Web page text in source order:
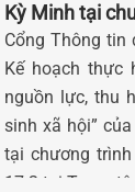
Kỳ Minh tại
2023
Cổng Thông
Kế hoạch thực
nguồn lực, thu
sinh xã hội”
tại chương trình
17-2 tại Trung